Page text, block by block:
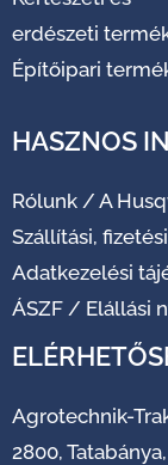
erdészeti
Építőipari
HASZNOS
Rólunk / A
Szállítási,
Adatkezelési
ÁSZF / Elállási
Agrotechnik-
2800,